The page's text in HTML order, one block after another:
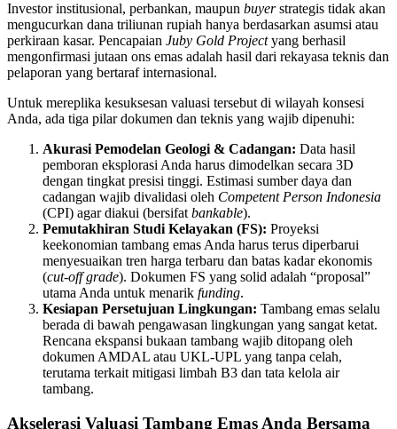
Investor institusional, perbankan, maupun buyerstrategis tidak akan
mengucurkan dana triliunan rupiah hanya berdasarkan asumsi atau
perkiraan kasar. Pencapaian Juby Gold Projectyang berhasil
mengonfirmasi jutaan ons emas adalah hasil dari rekayasa teknis dan
pelaporan yang bertaraf internasional.
Untuk mereplika kesuksesan valuasi tersebut di wilayah konsesi
Anda, ada tiga pilar dokumen dan teknis yang wajib dipenuhi:
Akurasi Pemodelan Geologi & Cadangan: Data hasil
pemboran eksplorasi Anda harus dimodelkan secara 3D
dengan tingkat presisi tinggi. Estimasi sumber daya dan
cadangan wajib divalidasi oleh Competent Person Indonesia
(CPI) agar diakui (bersifat bankable).
Pemutakhiran Studi Kelayakan (FS): Proyeksi
keekonomian tambang emas Anda harus terus diperbarui
menyesuaikan tren harga terbaru dan batas kadar ekonomis
(cut-off grade). Dokumen FS yang solid adalah “proposal”
utama Anda untuk menarik funding.
Kesiapan Persetujuan Lingkungan: Tambang emas selalu
berada di bawah pengawasan lingkungan yang sangat ketat.
Rencana ekspansi bukaan tambang wajib ditopang oleh
dokumen AMDAL atau UKL-UPL yang tanpa celah,
terutama terkait mitigasi limbah B3 dan tata kelola air
tambang.
Akselerasi Valuasi Tambang Emas Anda Bersama